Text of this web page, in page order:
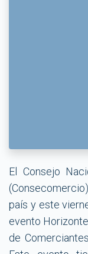
El Consejo
país y este
evento
de